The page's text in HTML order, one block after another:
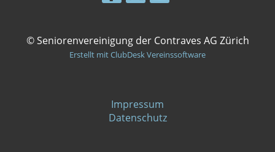
© Seniorenvereinigung der Contraves AG Zürich
Erstellt mit ClubDesk Vereinssoftware
Impressum
Datenschutz